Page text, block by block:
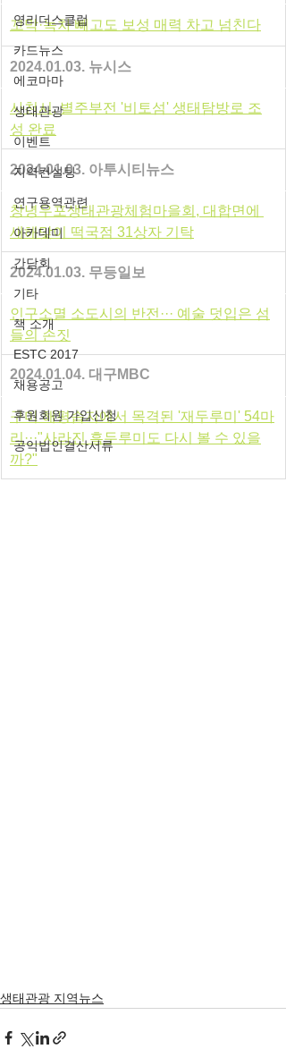
영리더스클럽
카드뉴스
에코마마
생태관광
이벤트
지역컨설팅
연구용역관련
아카데미
간담회
기타
책 소개
ESTC 2017
채용공고
후원회원 가입신청
공익법인결산서류
꼬막·녹차 빼고도 보성 매력 차고 넘친다
2024.01.03. 뉴시스
사천시, 별주부전 '비토섬' 생태탐방로 조
성 완료
2024.01.03. 아투시티뉴스
창녕우포생태관광체험마을회, 대합면에
새해맞이 떡국점 31상자 기탁
2024.01.03. 무등일보
인구소멸 소도시의 반전··· 예술 덧입은 섬
들의 손짓
2024.01.04. 대구MBC
구미 해평습지에서 목격된 '재두루미' 54마
리···"사라진 흑두루미도 다시 볼 수 있을
까?"
생태관광 지역뉴스